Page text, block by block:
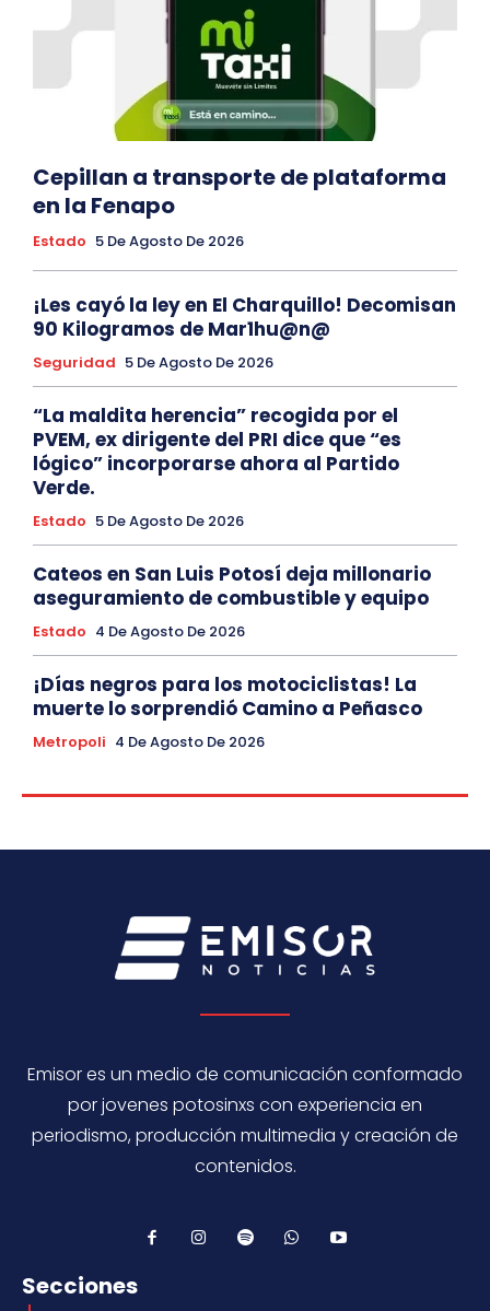
Cepillan a transporte de plataforma
en la Fenapo
Estado 5 De Agosto De 2026
¡Les cayó la ley en El Charquillo! Decomisan
90 Kilogramos de Mar1hu@n@
Seguridad 5 De Agosto De 2026
“La maldita herencia” recogida por el
PVEM, ex dirigente del PRI dice que “es
lógico” incorporarse ahora al Partido
Verde.
Estado 5 De Agosto De 2026
Cateos en San Luis Potosí deja millonario
aseguramiento de combustible y equipo
Estado 4 De Agosto De 2026
¡Días negros para los motociclistas! La
muerte lo sorprendió Camino a Peñasco
Metropoli 4 De Agosto De 2026
Emisor es un medio de comunicación conformado
por jovenes potosinxs con experiencia en
periodismo, producción multimedia y creación de
contenidos.
Secciones